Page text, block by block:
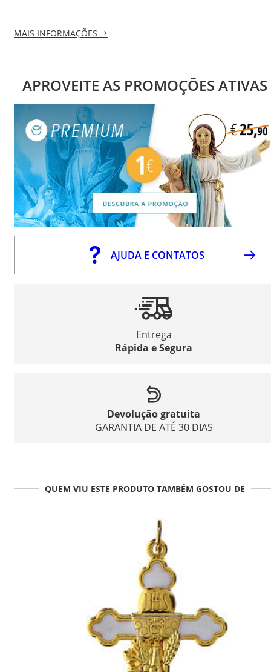
MAIS INFORMAÇÕES
APROVEITE AS PROMOÇÕES ATIVAS
AJUDA E CONTATOS
Entrega
Rápida e Segura
Devolução gratuita
GARANTIA DE ATÉ 30 DIAS
QUEM VIU ESTE PRODUTO TAMBÉM GOSTOU DE